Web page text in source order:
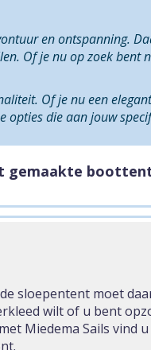
en ontspanning.
Of je nu op zoek bent
Of je nu een
opties die aan jouw
gemaakte
sloepentent moet
wilt of u bent
Miedema Sails vind